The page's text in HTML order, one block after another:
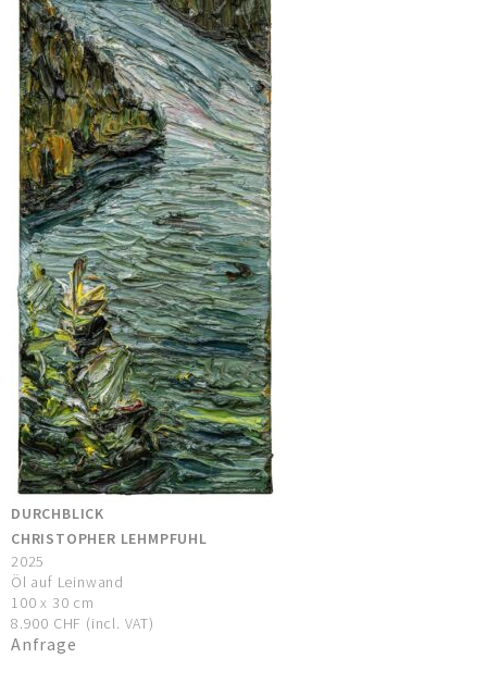
DURCHBLICK
CHRISTOPHER LEHMPFUHL
2025
Öl auf Leinwand
100 x 30 cm
8.900 CHF (incl. VAT)
Anfrage